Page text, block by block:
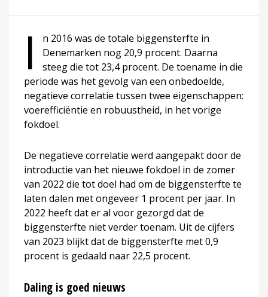
I
n 2016 was de totale biggensterfte in
Denemarken nog 20,9 procent. Daarna
steeg die tot 23,4 procent. De toename in die
periode was het gevolg van een onbedoelde,
negatieve correlatie tussen twee eigenschappen:
voerefficiëntie en robuustheid, in het vorige
fokdoel.
De negatieve correlatie werd aangepakt door de
introductie van het nieuwe fokdoel in de zomer
van 2022 die tot doel had om de biggensterfte te
laten dalen met ongeveer 1 procent per jaar. In
2022 heeft dat er al voor gezorgd dat de
biggensterfte niet verder toenam. Uit de cijfers
van 2023 blijkt dat de biggensterfte met 0,9
procent is gedaald naar 22,5 procent.
Daling is goed nieuws